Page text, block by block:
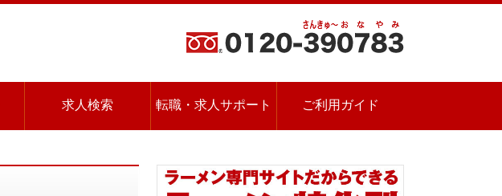
求人検索 転職・求人サポート ご利用ガイド